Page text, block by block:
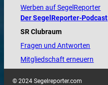
Werben auf SegelReporter
Der SegelReporter-Podcast
SR Clubraum
Fragen und Antworten
Mitgliedschaft erneuern
© 2024 Segelreporter.com